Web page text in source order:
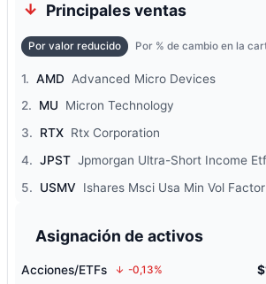
Principales ventas
Por valor reducido Por % de cambio en la
1. AMD Advanced Micro Devices
2.
MU Micron Technology
3.
RTX Rtx Corporation
4. JPST Jpmorgan Ultra-Short Income Etf
5.
USMV Ishares Msci Usa Min Vol
Asignación de activos
Acciones/ETFs -0,13%